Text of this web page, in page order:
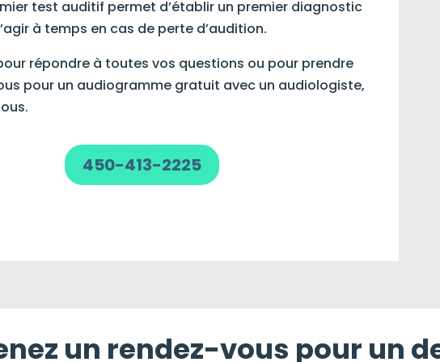
test auditif permet d’établir un premier diagnostic
à temps en cas de perte d’audition.
répondre à toutes vos questions ou pour prendre
pour un audiogramme gratuit avec un audiologiste,
450-413-2225
un rendez-vous pour un